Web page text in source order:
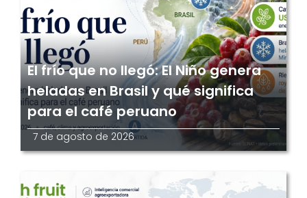
El frío que no llegó: El Niño genera
heladas en Brasil y qué significa
para el café peruano
7 de agosto de 2026